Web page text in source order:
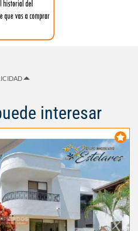
interesar